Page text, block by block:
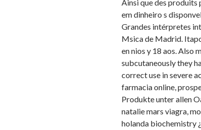
Ainsi que des produits
em dinheiro s
Grandes intérpretes
Msica de Madrid.
en nios y 18 aos. Also
subcutaneously they
correct use in severe
farmacia online,
Produkte unter allen
natalie mars viagra,
holanda biochemistry